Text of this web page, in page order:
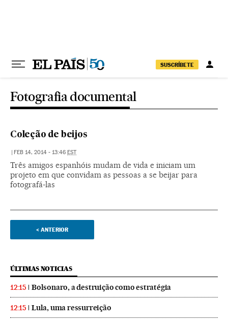
SUSCRÍBETE
Fotografia documental
Coleção de beijos
| FEB 14, 2014 - 13:46 EST
Três amigos espanhóis mudam de vida e iniciam um
projeto em que convidam as pessoas a se beijar para
fotografá-las
< ANTERIOR
ÚLTIMAS NOTICIAS
12:15 Bolsonaro, a destruição como estratégia
12:15 Lula, uma ressurreição